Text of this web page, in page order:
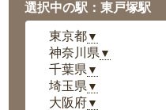
選択中の駅：東戸塚駅
東京都▼
神奈川県 ▼
千葉県 ▼
埼玉県 ▼
大阪府▼